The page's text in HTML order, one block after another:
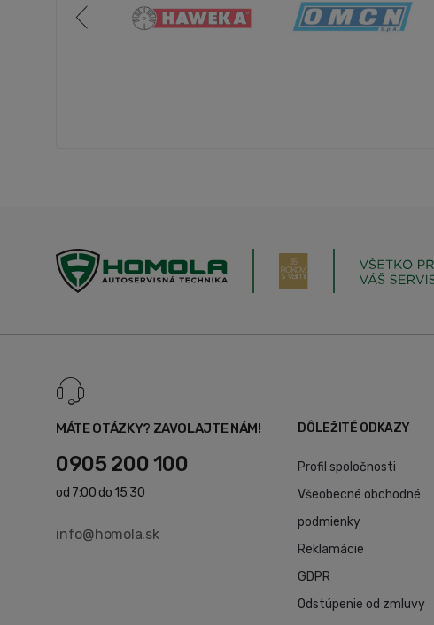
MÁTE OTÁZKY? ZAVOLAJTE NÁM!
0905 200 100
od 7:00 do 15:30
info@homola.sk
DÔLEŽITÉ ODKAZY
Profil spoločnosti
Všeobecné obchodné
podmienky
Reklamácie
GDPR
Odstúpenie od zmluvy